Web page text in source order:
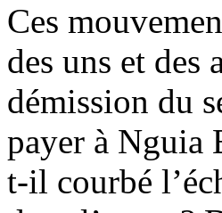
Ces
des uns et des
démission du
payer à Nguia
t-il courbé